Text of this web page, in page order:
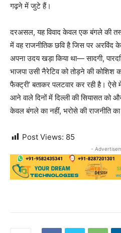
गढ़ने में जुटे हैं।
दरअसल, यह विवाद केवल एक बंगले की
में वह राजनीतिक छवि है जिस पर अरविंद
अपना उदय खड़ा किया था— सादगी,
भाजपा उसी नैरेटिव को तोड़ने की
फैक्ट्री’ बताकर पलटवार कर रही है। ऐसे
आने वाले दिनों में दिल्ली की सियासत को
केवल बंगले का नहीं, भरोसे की राजनीति
Post Views: 85
-